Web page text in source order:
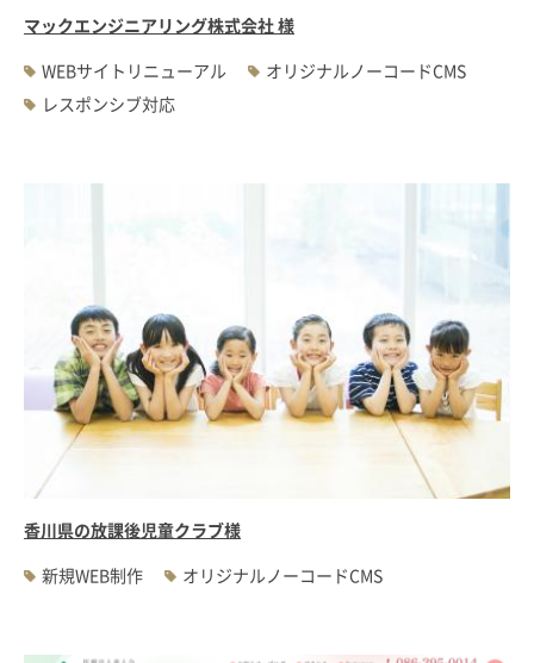
マックエンジニアリング株式会社 様
WEBサイトリニューアル
オリジナルノーコードCMS
レスポンシブ対応
香川県の放課後児童クラブ様
新規WEB制作
オリジナルノーコードCMS